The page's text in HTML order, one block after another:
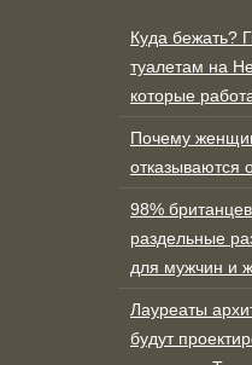
Куда бежать?
туалетам на
которые
Почему
отказываются
98%
раздельные
для мужчин и
Лауреаты
будут